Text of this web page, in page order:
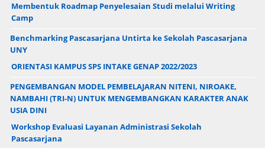
Membentuk Roadmap Penyelesaian Studi melalui Writing
Camp
Benchmarking Pascasarjana Untirta ke Sekolah Pascasarjana
UNY
ORIENTASI KAMPUS SPS INTAKE GENAP 2022/2023
PENGEMBANGAN MODEL PEMBELAJARAN NITENI, NIROAKE,
NAMBAHI (TRI-N) UNTUK MENGEMBANGKAN KARAKTER ANAK
USIA DINI
Workshop Evaluasi Layanan Administrasi Sekolah
Pascasarjana